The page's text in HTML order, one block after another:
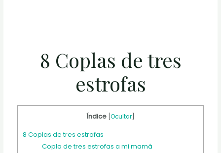
8 Coplas de tres
estrofas
Índice Ocultar
8 Coplas de tres estrofas
Copla de tres estrofas a mi mamá